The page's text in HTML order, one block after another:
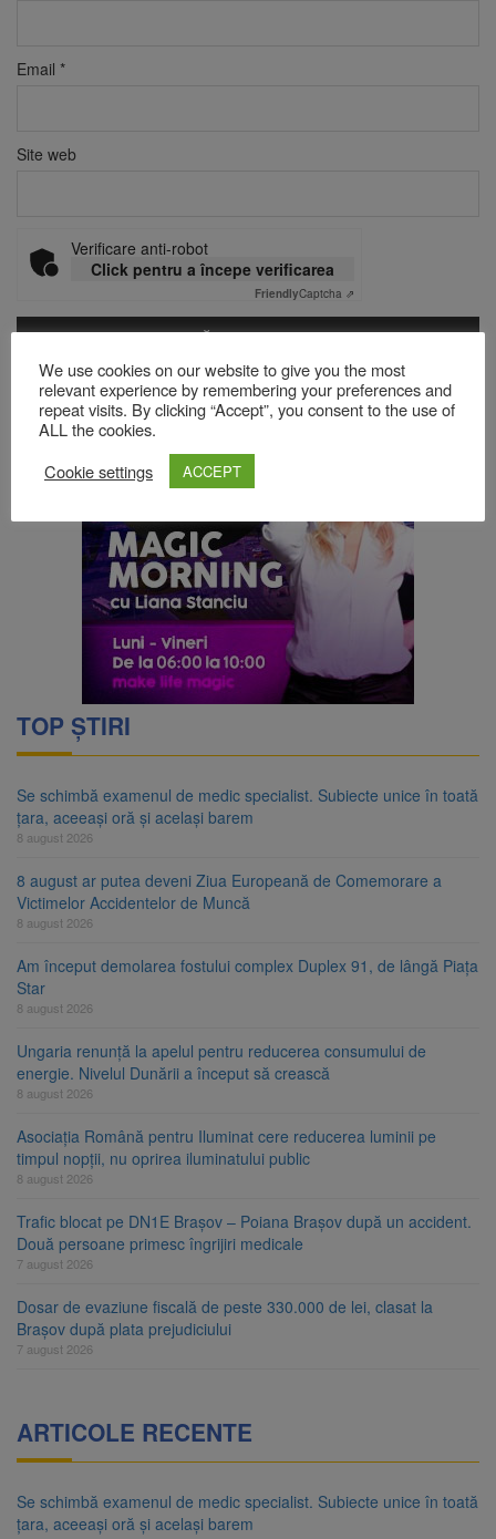
Email *
Site web
Verificare anti-robot
Click pentru a începe verificarea
FriendlyCaptcha ⇗
Acest site folosește Akismet pentru a reduce spamul.Află cum
sunt procesate datele comentariilor tale.
TOP ȘTIRI
Se schimbă examenul de medic specialist. Subiecte unice în toată
țara, aceeași oră și același barem
8 august 2026
8 august ar putea deveni Ziua Europeană de Comemorare a
Victimelor Accidentelor de Muncă
8 august 2026
Am început demolarea fostului complex Duplex 91, de lângă Piața
Star
8 august 2026
Ungaria renunță la apelul pentru reducerea consumului de
energie. Nivelul Dunării a început să crească
8 august 2026
Asociația Română pentru Iluminat cere reducerea luminii pe
timpul nopții, nu oprirea iluminatului public
8 august 2026
Trafic blocat pe DN1E Brașov – Poiana Brașov după un accident.
Două persoane primesc îngrijiri medicale
7 august 2026
Dosar de evaziune fiscală de peste 330.000 de lei, clasat la
Brașov după plata prejudiciului
7 august 2026
ARTICOLE RECENTE
Se schimbă examenul de medic specialist. Subiecte unice în toată
țara, aceeași oră și același barem
We use cookies on our website to give you the most
relevant experience by remembering your preferences and
repeat visits. By clicking “Accept”, you consent to the use of
ALL the cookies.
Cookie settings
ACCEPT